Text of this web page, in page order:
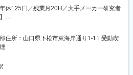
内研修・OJTが充実し、入社時点で高度な
い情報を取りに行く姿勢をしっかり評価し
年休125日／残業月20H／大手メーカー研究者
や製薬メーカーなど各大手メーカーや大
研究に使用される分析機器や計測機器等を
です。同社の技術職として、研究や開発に
電気計装設計業務をお任せいたします。
住所：山口県下松市東海岸通り1-11 受動喫